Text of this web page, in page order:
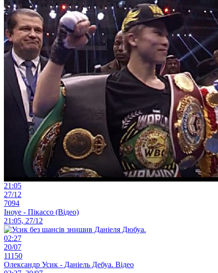
21:05
27/12
7094
Іноуе - Пікассо (Відео)
21:05, 27/12
02:27
20/07
11150
Олександр Усик - Даніель Дебуа. Відео